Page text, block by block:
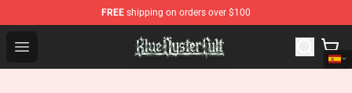
FREE shipping on orders over $100
Open menu
Blue Öyster Cult Store - Official Blue Öyster Cult